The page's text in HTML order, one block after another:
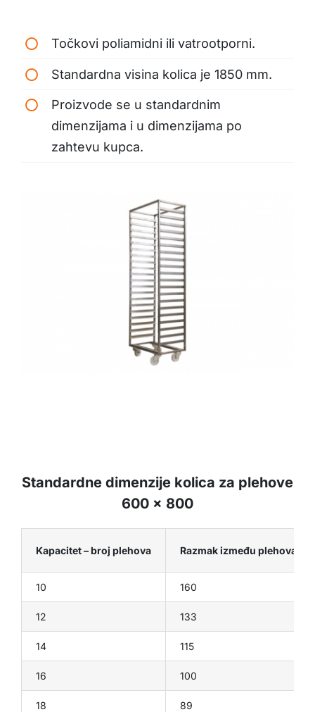
Točkovi poliamidni ili vatrootporni.
Standardna visina kolica je 1850 mm.
Proizvode se u standardnim
dimenzijama i u dimenzijama po
zahtevu kupca.
Standardne dimenzije kolica za plehove
600 x 800
Kapacitet – broj plehova Razmak između plehova
10 160
12 133
14 115
16 100
18 89